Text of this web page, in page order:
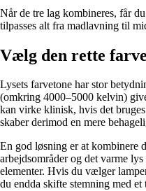
Når de tre lag kombineres, får
tilpasses alt fra madlavning til
Vælg den rette
Lysets farvetone har stor
(omkring 4000–5000 kelvin)
kan virke klinisk, hvis det
skaber derimod en mere
En god løsning er at kombinere
arbejdsområder og det varme
elementer. Hvis du vælger
du endda skifte stemning med et